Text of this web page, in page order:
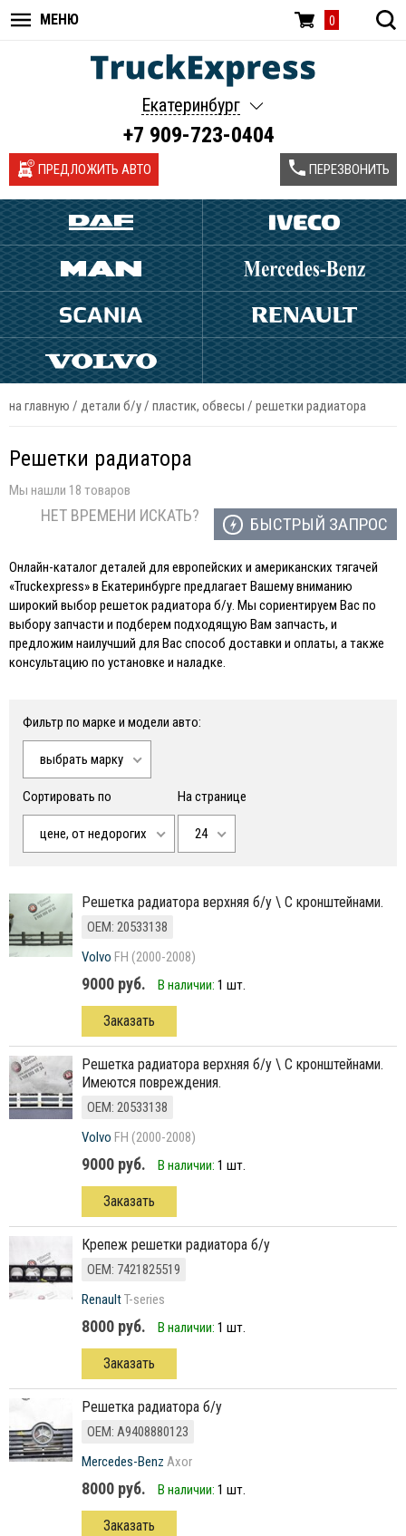
МЕНЮ 0
Екатеринбург
+7 909-723-0404
ПРЕДЛОЖИТЬ АВТО
на главную / детали б/у/ пластик, обвесы / решетки радиатора
Решетки радиатора
Мы нашли 18 товаров
НЕТ ВРЕМЕНИ ИСКАТЬ? БЫСТРЫЙ ЗАПРОС
Онлайн-каталог деталей для европейских и американских тягачей
«Truckexpress» в Екатеринбурге предлагает Вашему вниманию
широкий выбор решеток радиатора б/у. Мы сориентируем Вас по
выбору запчасти и подберем подходящую Вам запчасть, и
предложим наилучший для Вас способ доставки и оплаты, а также
консультацию по установке и наладке.
Фильтр по марке и модели авто:
выбрать марку
Сортировать по
цене, от недорогих
На странице
24
решетка радиатора верхняя б/у \ С кронштейнами.
ОЕМ: 20533138
Volvo FH (2000-2008)
9000 руб. В наличии: 1 шт.
Заказать
решетка радиатора верхняя б/у \ С кронштейнами.
Имеются повреждения.
ОЕМ: 20533138
Volvo FH (2000-2008)
9000 руб. В наличии: 1 шт.
Заказать
крепеж решетки радиатора б/у
ОЕМ: 7421825519
RenaultT-series
8000 руб. В наличии: 1 шт.
Заказать
Решетка радиатора б/у
ОЕМ: A9408880123
Mercedes-Benz Axor
8000 руб. В наличии: 1 шт.
Заказать